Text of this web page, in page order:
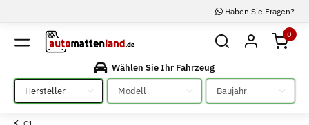
Haben Sie Fragen?
0
Wählen Sie Ihr Fahrzeug
Bitte auswählen
Bitte auswählen Bitte auswählen